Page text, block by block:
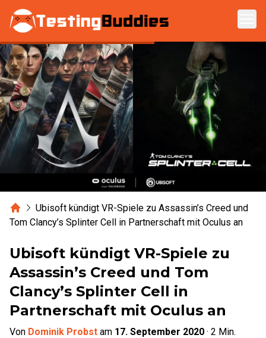
Zum Hauptinhalt springen
HomeUbisoft kündigt VR-Spiele zu Assassin’s Creed und
Tom Clancy’s Splinter Cell in Partnerschaft mit Oculus an
Ubisoft kündigt VR-Spiele zu
Assassin’s Creed und Tom
Clancy’s Splinter Cell in
Partnerschaft mit Oculus an
Von Dominik Probst am 17. September 2020 · 2 Min.